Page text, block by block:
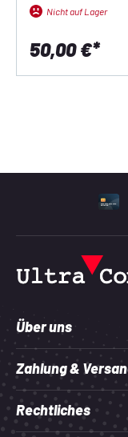
Nicht auf Lager
50,00 €*
Über uns
Zahlung &
Rechtliches